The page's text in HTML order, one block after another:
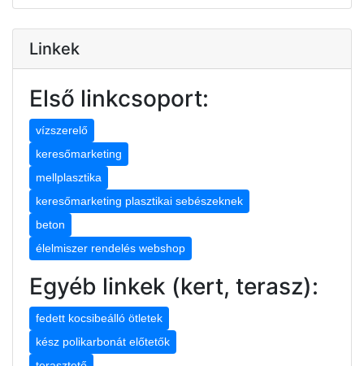
Linkek
Első linkcsoport:
vízszerelő
keresőmarketing
mellplasztika
keresőmarketing plasztikai sebészeknek
beton
élelmiszer rendelés webshop
Egyéb linkek (kert, terasz):
fedett kocsibeálló ötletek
kész polikarbonát előtetők